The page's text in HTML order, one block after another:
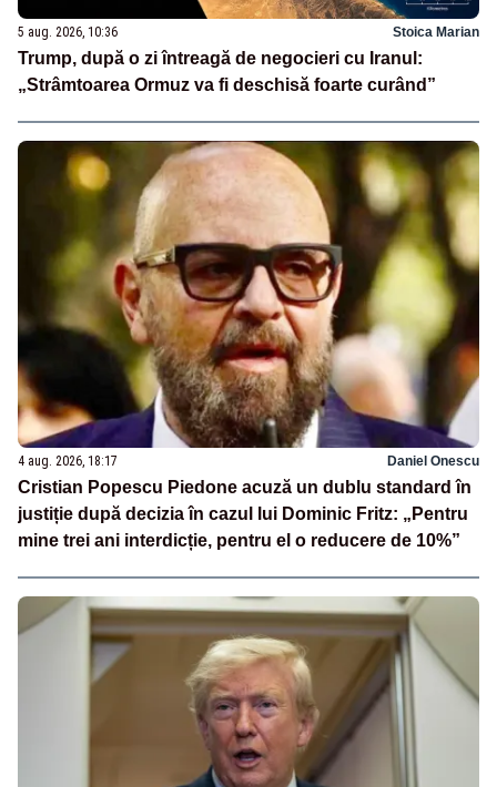
5 aug. 2026, 10:36 Stoica Marian
Trump, după o zi întreagă de negocieri cu Iranul:
„Strâmtoarea Ormuz va fi deschisă foarte curând”
4 aug. 2026, 18:17 Daniel Onescu
Cristian Popescu Piedone acuză un dublu standard în
justiție după decizia în cazul lui Dominic Fritz: „Pentru
mine trei ani interdicție, pentru el o reducere de 10%”